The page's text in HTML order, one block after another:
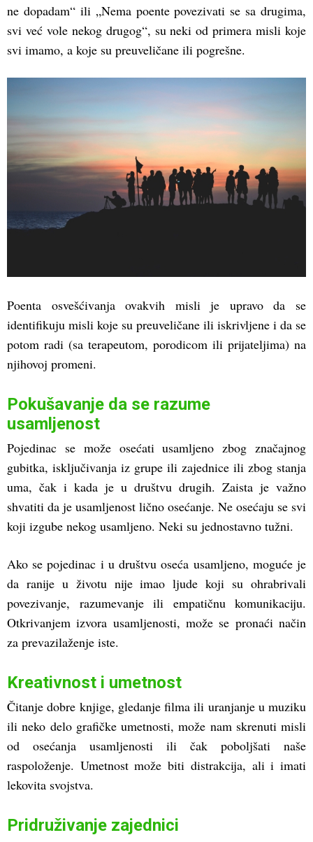
ne dopadam“ ili „Nema poente povezivati se sa drugima,
svi već vole nekog drugog“, su neki od primera misli koje
svi imamo, a koje su preuveličane ili pogrešne.
Poenta osvešćivanja ovakvih misli je upravo da se
identifikuju misli koje su preuveličane ili iskrivljene i da se
potom radi (sa terapeutom, porodicom ili prijateljima) na
njihovoj promeni.
Pokušavanje da se razume
usamljenost
Pojedinac se može osećati usamljeno zbog značajnog
gubitka, isključivanja iz grupe ili zajednice ili zbog stanja
uma, čak i kada je u društvu drugih. Zaista je važno
shvatiti da je usamljenost lično osećanje. Ne osećaju se svi
koji izgube nekog usamljeno. Neki su jednostavno tužni.
Ako se pojedinac i u društvu oseća usamljeno, moguće je
da ranije u životu nije imao ljude koji su ohrabrivali
povezivanje, razumevanje ili empatičnu komunikaciju.
Otkrivanjem izvora usamljenosti, može se pronaći način
za prevazilaženje iste.
Kreativnost i umetnost
Čitanje dobre knjige, gledanje filma ili uranjanje u muziku
ili neko delo grafičke umetnosti, može nam skrenuti misli
od osećanja usamljenosti ili čak poboljšati naše
raspoloženje. Umetnost može biti distrakcija, ali i imati
lekovita svojstva.
Pridruživanje zajednici